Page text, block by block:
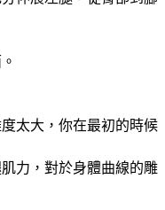
太大，你在最初的時候
力，對於身體曲線的雕